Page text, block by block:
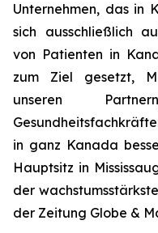
Unternehmen, das in
sich ausschließlich
von Patienten in
zum Ziel gesetzt,
unseren
in ganz Kanada
Hauptsitz in
der
der Zeitung Globe &